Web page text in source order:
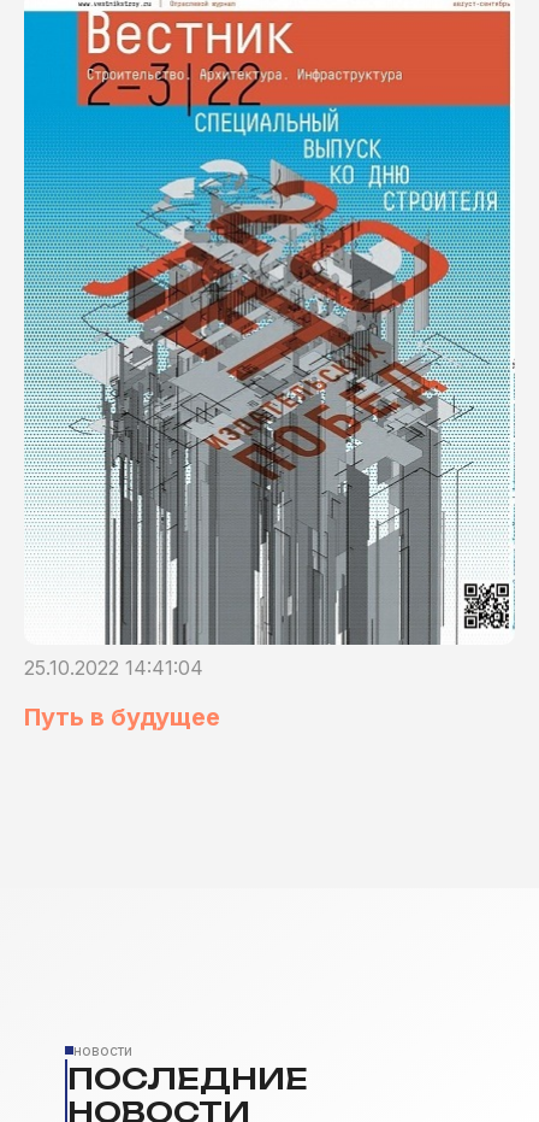
25.10.2022 14:41:04
Путь в будущее
новости
ПОСЛЕДНИЕ
НОВОСТИ